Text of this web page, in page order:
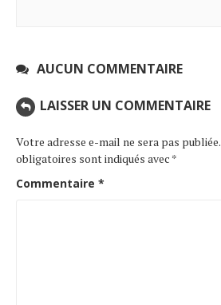
AUCUN COMMENTAIRE
LAISSER UN COMMENTAIRE
Votre adresse e-mail ne sera pas publiée.
obligatoires sont indiqués avec *
Commentaire *